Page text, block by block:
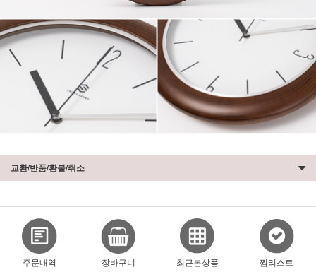
교환/반품/환불/취소
주문내역 장바구니 최근본상품 찜리스트